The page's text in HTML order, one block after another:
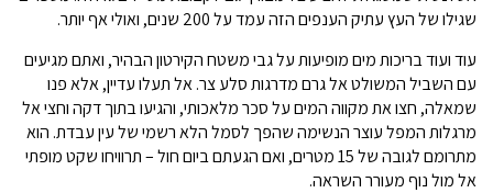
שגילו של העץ עתיק הענפים הזה עמד על 200 שנים, ואולי אף יותר.
עוד ועוד בריכות מים מופיעות על גבי משטח הקירטון הבהיר, ואתם מגיעים
עם השביל המשולט אל גרם מדרגות סלע צר. אל תעלו עדיין, אלא פנו
שמאלה, חצו את מקווה המים על סכר מלאכותי, והגיעו בתוך דקה וחצי אל
מרגלות המפל עוצר הנשימה שהפך לסמל הלא רשמי של עין עבדת. הוא
מתרומם לגובה של 15 מטרים, ואם הגעתם ביום חול – תרוויחו שקט מופתי
אל מול נוף מעורר השראה.